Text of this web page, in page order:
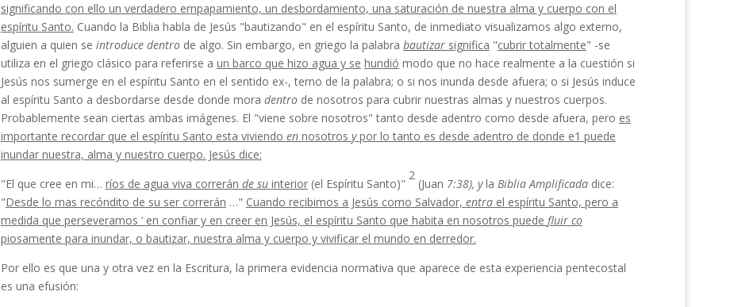
significando con ello un ver­dadero empapamiento, un desbordamiento, una saturación de nuestra alma y cuerpo con el
espíritu Santo. Cuando la Biblia habla de Jesús "bautizando" en el espíritu Santo, de inmediato visualizamos algo externo,
alguien a quien se introduce dentro de algo. Sin embargo, en griego la palabra bautizar significa "cubrir totalmente" -se
utiliza en el griego clásico para referirse a un barco que hizo agua y se hundió modo que no hace realmente a la cuestión si
Jesús nos sumerge en el espíritu Santo en el sentido ex-, terno de la palabra; o si nos inunda desde afuera; o si Jesús induce
al espíritu Santo a desbordarse des­de donde mora dentro de nosotros para cubrir nues­tras almas y nuestros cuerpos.
Probablemente sean ciertas ambas imágenes. El "viene sobre nosotros" tanto desde adentro como desde afuera, pero es
im­portante recordar que el espíritu Santo esta viviendo en nosotros ypor lo tanto es desde adentro de donde e1 puede
inundar nuestra, alma y nuestro cuerpo. Jesús dice:
"El que cree en mi… ríos de agua viva correrán de su interior(el Espíritu Santo)"
2
(Juan 7:38), yla Biblia Amplificada dice:
"Desde lo mas recóndito de su ser correrán …" Cuando recibimos a Jesús como Salvador, entra el espíritu Santo, pero a
medida que perseveramos ‘ en confiar y en creer en Jesús, el espíritu Santo que habita en nosotros puede fluir co­
piosamente para inundar, o bautizar, nuestra alma y cuerpo y vivificar el mundo en derredor.
Por ello es que una y otra vez en la Escritura, la primera evidencia normativa que aparece de esta ex­periencia pentecostal
es una efusión: